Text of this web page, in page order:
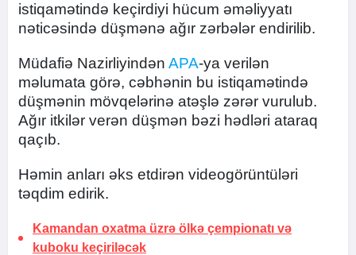
istiqamətində keçirdiyi hücum əməliyyatı
nəticəsində düşmənə ağır zərbələr endirilib.
Müdafiə Nazirliyindən APA-ya verilən
məlumata görə, cəbhənin bu istiqamətində
düşmənin mövqelərinə atəşlə zərər vurulub.
Ağır itkilər verən düşmən bəzi hədləri ataraq
qaçıb.
Həmin anları əks etdirən videogörüntüləri
təqdim edirik.
Kamandan oxatma üzrə ölkə çempionatı və
kuboku keçiriləcək